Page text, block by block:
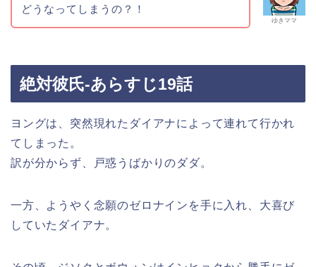
ゆきママ
どうなってしまうの？！
絶対彼氏-あらすじ19話
ヨングは、突然現れたダイアナによって連れて行かれ
てしまった。
訳が分からず、戸惑うばかりのダダ。
一方、ようやく念願のゼロナインを手に入れ、大喜び
していたダイアナ。